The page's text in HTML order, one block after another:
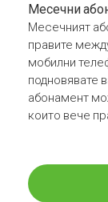
Месечни
Месечният
правите
мобилни
подновявате
абонамент
които вече